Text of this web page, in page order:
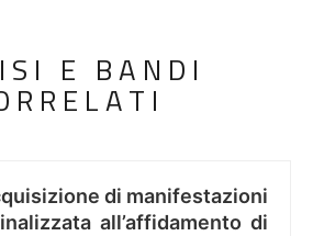
E BANDI
di manifestazioni
all’affidamento di